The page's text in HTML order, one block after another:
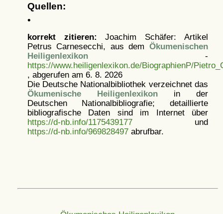
Quellen:
•
korrekt zitieren: Joachim Schäfer: Artikel
Petrus Carnesecchi, aus dem Ökumenischen
Heiligenlexikon-
https://www.heiligenlexikon.de/BiographienP/
, abgerufen am 6. 8. 2026
Die Deutsche Nationalbibliothek verzeichnet das
Ökumenische Heiligenlexikonin der
Deutschen Nationalbibliografie; detaillierte
bibliografische Daten sind im Internet über
https://d-nb.info/1175439177und
https://d-nb.info/969828497abrufbar.